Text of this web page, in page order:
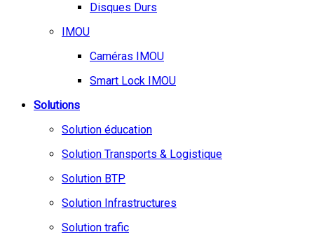
Disques Durs
IMOU
Caméras IMOU
Smart Lock IMOU
Solutions
Solution éducation
Solution Transports & Logistique
Solution BTP
Solution Infrastructures
Solution trafic